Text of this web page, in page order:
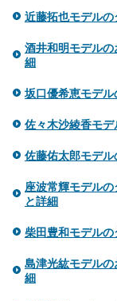
近藤拓也モデル
酒井和明モデル
細
坂口優希恵モデ
佐々木沙綾香モ
佐藤佑太郎モデ
座波常輝モデル
と詳細
柴田豊和モデル
島津光紘モデル
細